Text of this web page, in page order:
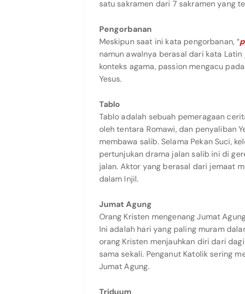
satu sakramen dari 7 sakramen yang
Pengorbanan
Meskipun saat ini kata pengorbanan, “
namun awalnya berasal dari kata Latin
konteks agama, passion mengacu
Yesus.
Tablo
Tablo adalah sebuah pemeragaan
oleh tentara Romawi, dan penyaliban
membawa salib. Selama Pekan Suci,
pertunjukan drama jalan salib ini di
jalan. Aktor yang berasal dari jemaat
dalam Injil.
Jumat Agung
Orang Kristen mengenang Jumat
Ini adalah hari yang paling muram
orang Kristen menjauhkan diri dari
sama sekali. Penganut Katolik sering
Jumat Agung.
Triduum